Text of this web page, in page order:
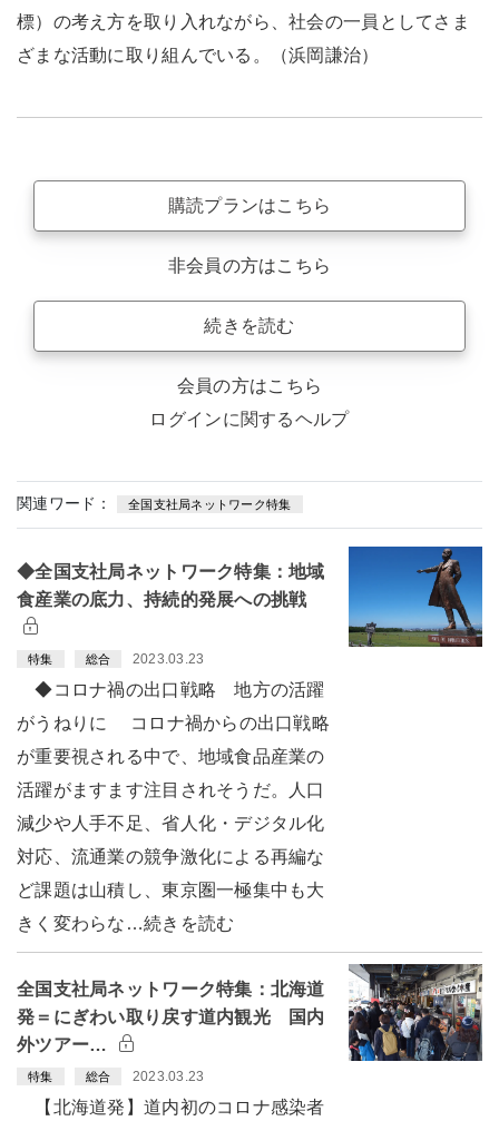
標）の考え方を取り入れながら、社会の一員としてさま
ざまな活動に取り組んでいる。（浜岡謙治）
購読プランはこちら
非会員の方はこちら
続きを読む
会員の方はこちら
ログインに関するヘルプ
関連ワード： 全国支社局ネットワーク特集
◆全国支社局ネットワーク特集：地域
食産業の底力、持続的発展への挑戦
特集 総合 2023.03.23
◆コロナ禍の出口戦略 地方の活躍
がうねりに コロナ禍からの出口戦略
が重要視される中で、地域食品産業の
活躍がますます注目されそうだ。人口
減少や人手不足、省人化・デジタル化
対応、流通業の競争激化による再編な
ど課題は山積し、東京圏一極集中も大
きく変わらな…続きを読む
全国支社局ネットワーク特集：北海道
発＝にぎわい取り戻す道内観光 国内
外ツアー…
特集 総合 2023.03.23
【北海道発】道内初のコロナ感染者